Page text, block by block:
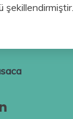
şekillendirmiştir.